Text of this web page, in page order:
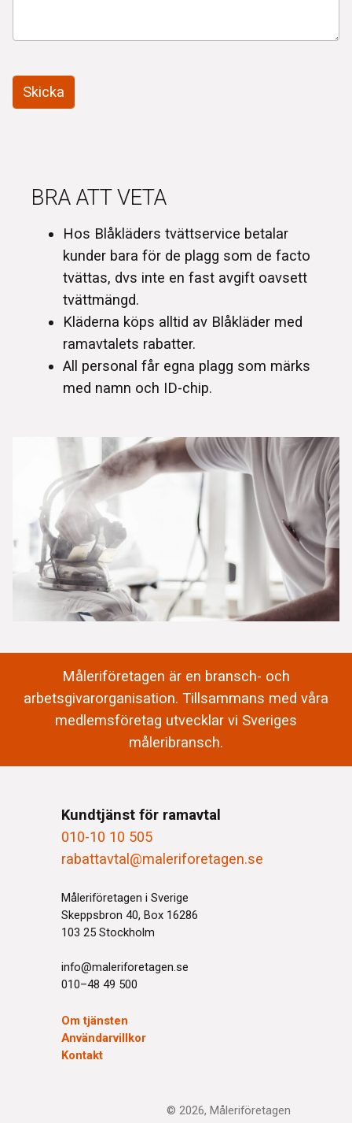
BRA ATT VETA
Hos Blåkläders tvättservice betalar
kunder bara för de plagg som de facto
tvättas, dvs inte en fast avgift oavsett
tvättmängd.
Kläderna köps alltid av Blåkläder med
ramavtalets rabatter.
All personal får egna plagg som märks
med namn och ID-chip.
Måleriföretagen är en bransch- och
arbetsgivarorganisation. Tillsammans med våra
medlemsföretag utvecklar vi Sveriges
måleribransch.
Kundtjänst för ramavtal
010-10 10 505
rabattavtal@maleriforetagen.se
Måleriföretagen i Sverige
Skeppsbron 40, Box 16286
103 25 Stockholm
info@maleriforetagen.se
010–48 49 500
Om tjänsten
Användarvillkor
Kontakt
© 2026, Måleriföretagen